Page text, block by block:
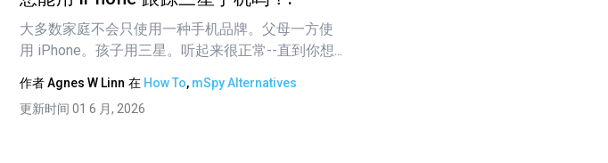
分享这篇文章
大多数家庭不会只使用一种手机品牌。父母一方使
用 iPhone。孩子用三星。听起来很正常--直到你想...
作者Agnes W Linn 在 How To, mSpy Alternatives
更新时间 01 6 月, 2026